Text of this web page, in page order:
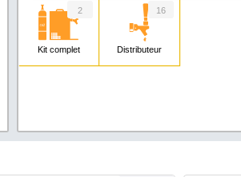
Kit complet
2
Distributeur
16